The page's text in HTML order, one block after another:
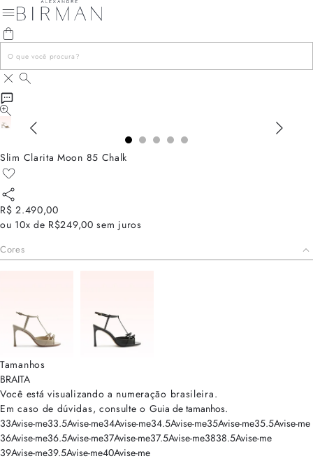
Slim Clarita Moon 85 Chalk
R$ 2.490,00
ou 10x de R$249,00 sem juros
Cores
Tamanhos
BRAITA
Você está visualizando a numeração brasileira.
Em caso de dúvidas, consulte o Guia de tamanhos.
33Avise-me33.5Avise-me34Avise-me34.5Avise-me35Avise-me35.5Avise-me
36Avise-me36.5Avise-me37Avise-me37.5Avise-me3838.5Avise-me
39Avise-me39.5Avise-me40Avise-me